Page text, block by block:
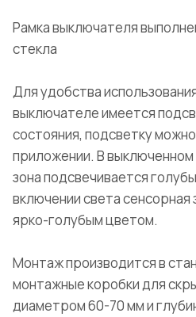
Рамка выключателя
стекла
Для удобства
выключателе имеется
состояния, подсветку
приложении. В выключенном
зона подсвечивается
включении света сенсорная
ярко-голубым цветом.
Монтаж производится в
монтажные коробки для
диаметром 60-70 мм и